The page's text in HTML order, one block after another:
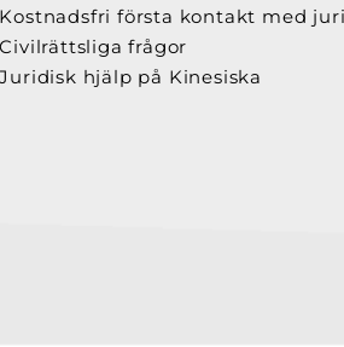
Kostnadsfri första kontakt med
Civilrättsliga frågor
Juridisk hjälp på Kinesiska